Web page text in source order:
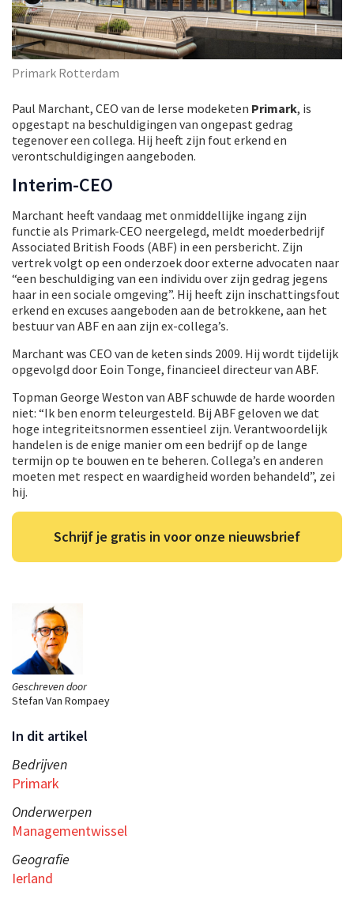
Geschreven door
Stefan Van Rompaey
In dit artikel
Bedrijven
Primark
Onderwerpen
Managementwissel
Geografie
Ierland
Primark Rotterdam
Paul Marchant, CEO van de Ierse modeketen Primark, is
opgestapt na beschuldigingen van ongepast gedrag
tegenover een collega. Hij heeft zijn fout erkend en
verontschuldigingen aangeboden.
Interim-CEO
Marchant heeft vandaag met onmiddellijke ingang zijn
functie als Primark-CEO neergelegd, meldt moederbedrijf
Associated British Foods (ABF) in een persbericht. Zijn
vertrek volgt op een onderzoek door externe advocaten naar
“een beschuldiging van een individu over zijn gedrag jegens
haar in een sociale omgeving”. Hij heeft zijn inschattingsfout
erkend en excuses aangeboden aan de betrokkene, aan het
bestuur van ABF en aan zijn ex-collega’s.
Marchant was CEO van de keten sinds 2009. Hij wordt tijdelijk
opgevolgd door Eoin Tonge, financieel directeur van ABF.
Topman George Weston van ABF schuwde de harde woorden
niet: “Ik ben enorm teleurgesteld. Bij ABF geloven we dat
hoge integriteitsnormen essentieel zijn. Verantwoordelijk
handelen is de enige manier om een bedrijf op de lange
termijn op te bouwen en te beheren. Collega’s en anderen
moeten met respect en waardigheid worden behandeld”, zei
hij.
Schrijf je gratis in voor onze nieuwsbrief